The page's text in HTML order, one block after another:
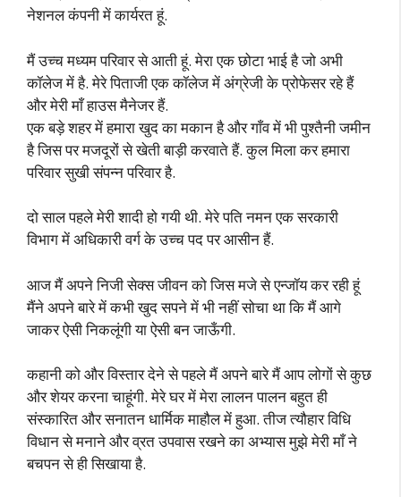
नेशनल कंपनी में कार्यरत हूं.
मैं उच्च मध्यम परिवार से आती हूं. मेरा एक छोटा भाई है जो अभी
कॉलेज में है. मेरे पिताजी एक कॉलेज में अंग्रेजी के प्रोफेसर रहे हैं
और मेरी माँ हाउस मैनेजर हैं.
एक बड़े शहर में हमारा खुद का मकान है और गाँव में भी पुश्तैनी जमीन
है जिस पर मजदूरों से खेती बाड़ी करवाते हैं. कुल मिला कर हमारा
परिवार सुखी संपन्न परिवार है.
दो साल पहले मेरी शादी हो गयी थी. मेरे पति नमन एक सरकारी
विभाग में अधिकारी वर्ग के उच्च पद पर आसीन हैं.
आज मैं अपने निजी सेक्स जीवन को जिस मजे से एन्जॉय कर रही हूं
मैंने अपने बारे में कभी खुद सपने में भी नहीं सोचा था कि मैं आगे
जाकर ऐसी निकलूंगी या ऐसी बन जाऊँगी.
कहानी को और विस्तार देने से पहले मैं अपने बारे मैं आप लोगों से कुछ
और शेयर करना चाहूंगी. मेरे घर में मेरा लालन पालन बहुत ही
संस्कारित और सनातन धार्मिक माहौल में हुआ. तीज त्यौहार विधि
विधान से मनाने और व्रत उपवास रखने का अभ्यास मुझे मेरी माँ ने
बचपन से ही सिखाया है.